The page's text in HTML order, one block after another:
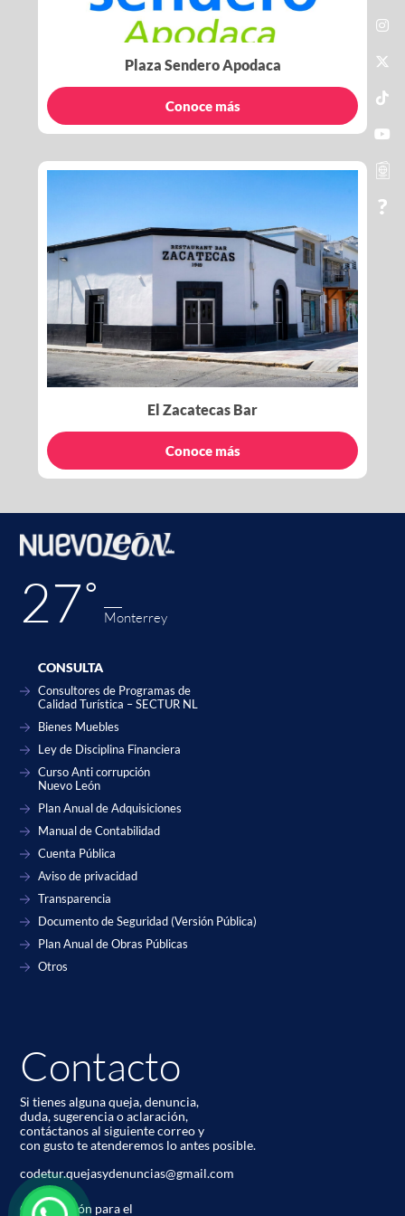
Plaza Sendero Apodaca
Conoce más
El Zacatecas Bar
Conoce más
27˚ Monterrey
CONSULTA
Consultores de Programas de
Calidad Turística – SECTUR NL
Bienes Muebles
Ley de Disciplina Financiera
Curso Anti corrupción
Nuevo León
Plan Anual de Adquisiciones
Manual de Contabilidad
Cuenta Pública
Aviso de privacidad
Transparencia
Documento de Seguridad (Versión Pública)
Plan Anual de Obras Públicas
Otros
Contacto
Si tienes alguna queja, denuncia,
duda, sugerencia o aclaración,
contáctanos al siguiente correo y
con gusto te atenderemos lo antes posible.
codetur.quejasydenuncias@gmail.com
Corporación para el